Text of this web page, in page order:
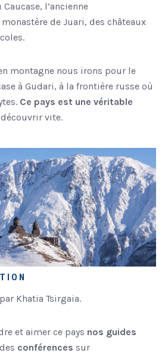
l’ancienne
de Juari, des châteaux
montagne nous irons pour le
à Gudari, à la frontière russe où
Ce pays est une véritable
découvrir vite.
Khatia Tsirgaia.
et aimer ce pays nos guides
conférences sur